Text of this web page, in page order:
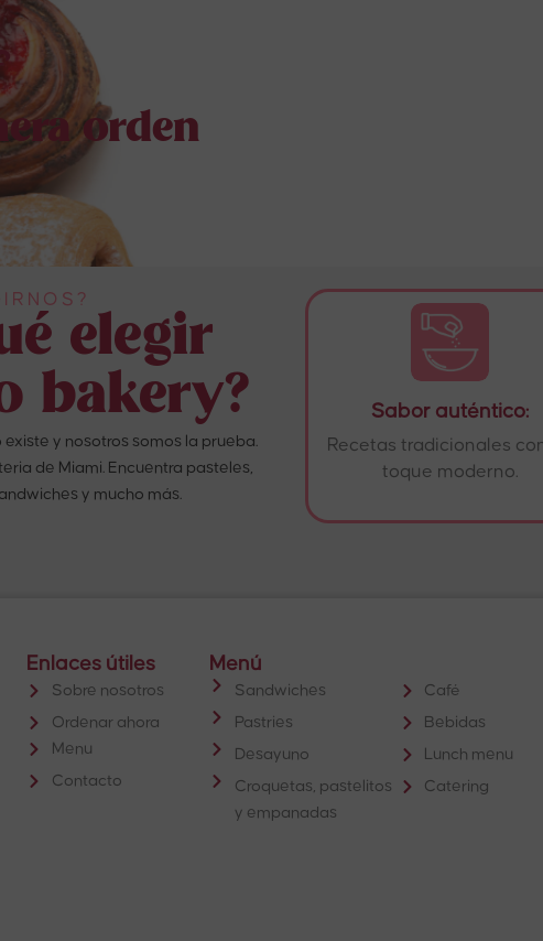
orden
elegir
bakery?
y nosotros somos la prueba.
de Miami. Encuentra pasteles,
y mucho más.
Sabor auténtico:
Recetas tradicionales
toque moderno.
Enlaces útiles
Sobre nosotros
Ordenar ahora
Menu
Contacto
Menú
Sandwiches
Pastries
Desayuno
Croquetas, pastelitos
y empanadas
Café
Bebidas
Lunch menu
Catering